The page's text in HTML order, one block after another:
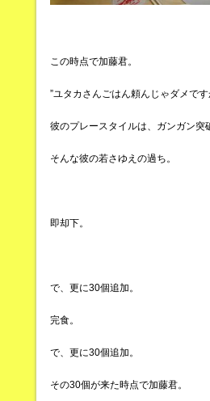
この時点で加藤君。
”ユタカさんごはん頼んじゃダメです
彼のプレースタイルは、ガンガン突
そんな彼の若さゆえの過ち。
即却下。
で、更に30個追加。
完食。
で、更に30個追加。
その30個が来た時点で加藤君。